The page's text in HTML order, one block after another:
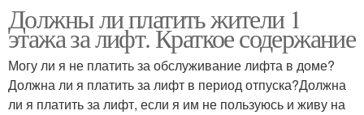
Должны ли платить жители 1
этажа за лифт. Краткое содержание
Могу ли я не платить за обслуживание лифта в доме?
Должна ли я платить за лифт в период отпуска?Должна
ли я платить за лифт, если я им не пользуюсь и живу на